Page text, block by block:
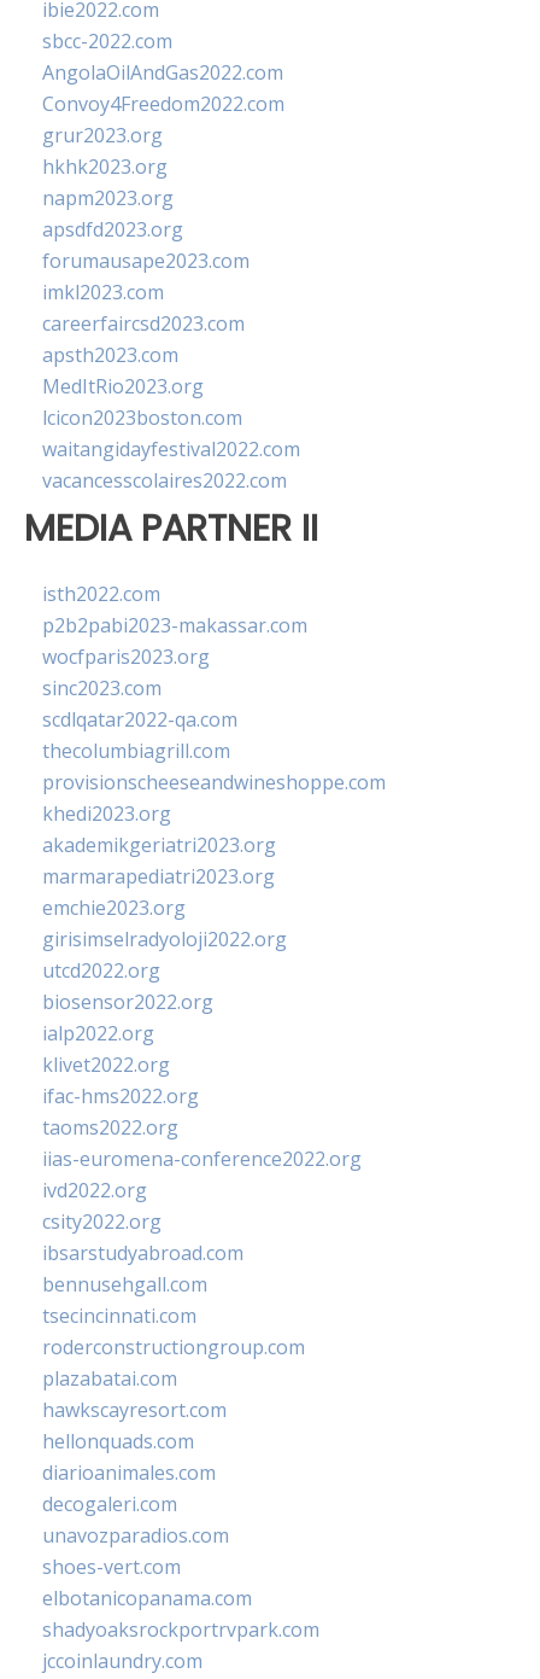
ibie2022.com
sbcc-2022.com
AngolaOilAndGas2022.com
Convoy4Freedom2022.com
grur2023.org
hkhk2023.org
napm2023.org
apsdfd2023.org
forumausape2023.com
imkl2023.com
careerfaircsd2023.com
apsth2023.com
MedItRio2023.org
lcicon2023boston.com
waitangidayfestival2022.com
vacancesscolaires2022.com
MEDIA PARTNER II
isth2022.com
p2b2pabi2023-makassar.com
wocfparis2023.org
sinc2023.com
scdlqatar2022-qa.com
thecolumbiagrill.com
provisionscheeseandwineshoppe.com
khedi2023.org
akademikgeriatri2023.org
marmarapediatri2023.org
emchie2023.org
girisimselradyoloji2022.org
utcd2022.org
biosensor2022.org
ialp2022.org
klivet2022.org
ifac-hms2022.org
taoms2022.org
iias-euromena-conference2022.org
ivd2022.org
csity2022.org
ibsarstudyabroad.com
bennusehgall.com
tsecincinnati.com
roderconstructiongroup.com
plazabatai.com
hawkscayresort.com
hellonquads.com
diarioanimales.com
decogaleri.com
unavozparadios.com
shoes-vert.com
elbotanicopanama.com
shadyoaksrockportrvpark.com
jccoinlaundry.com